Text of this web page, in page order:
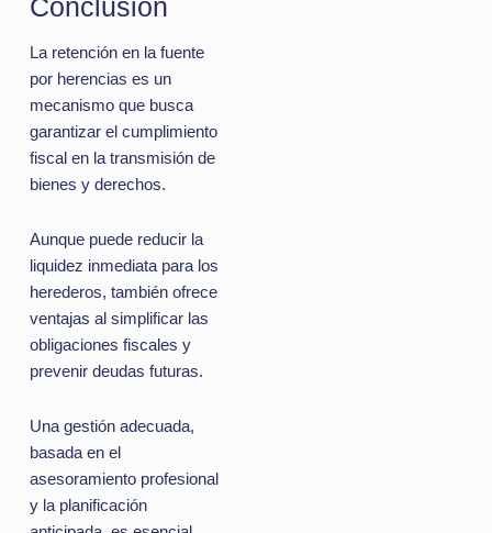
Conclusión
La retención en la fuente
por herencias es un
mecanismo que busca
garantizar el cumplimiento
fiscal en la transmisión de
bienes y derechos.
Aunque puede reducir la
liquidez inmediata para los
herederos, también ofrece
ventajas al simplificar las
obligaciones fiscales y
prevenir deudas futuras.
Una gestión adecuada,
basada en el
asesoramiento profesional
y la planificación